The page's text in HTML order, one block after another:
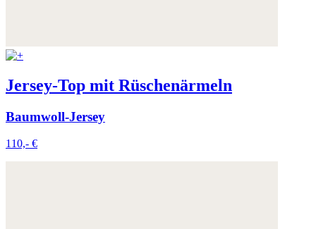
Jersey-Top mit Rüschenärmeln
Baumwoll-Jersey
110,- €